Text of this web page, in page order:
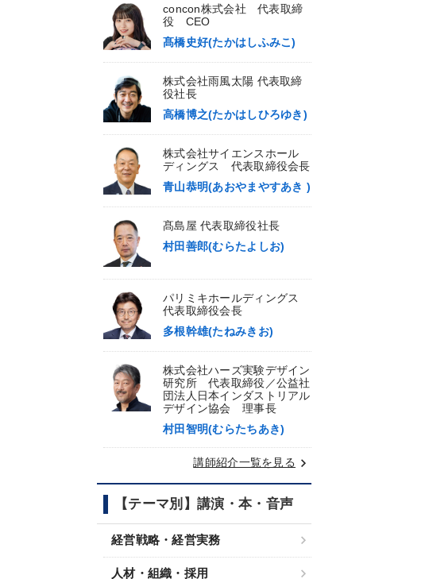
concon株式会社 代表取締
役 CEO
髙橋史好(たかはしふみこ)
株式会社雨風太陽 代表取締
役社長
高橋博之(たかはしひろゆき)
株式会社サイエンスホール
ディングス 代表取締役会長
青山恭明(あおやまやすあき )
髙島屋 代表取締役社長
村田善郎(むらたよしお)
パリミキホールディングス
代表取締役会長
多根幹雄(たねみきお)
株式会社ハーズ実験デザイン
研究所 代表取締役／公益社
団法人日本インダストリアル
デザイン協会 理事長
村田智明(むらたちあき)
講師紹介一覧を見る keyboard_arrow_right
【テーマ別】講演・本・音声
経営戦略・経営実務
人材・組織・採用